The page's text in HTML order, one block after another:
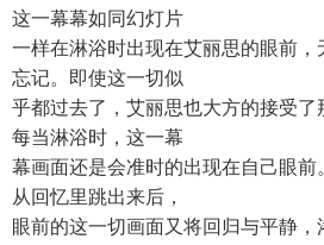
这一幕幕如同幻灯片
一样在淋浴时出现在艾丽思的眼前
忘记。即使这一切似
乎都过去了，艾丽思也大方的接受
每当淋浴时，这一幕
幕画面还是会准时的出现在自己眼前
从回忆里跳出来后，
眼前的这一切画面又将回归与平静，